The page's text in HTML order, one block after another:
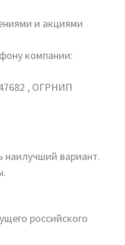
и акциями
компании:
, ОГРНИП
наилучший вариант.
российского